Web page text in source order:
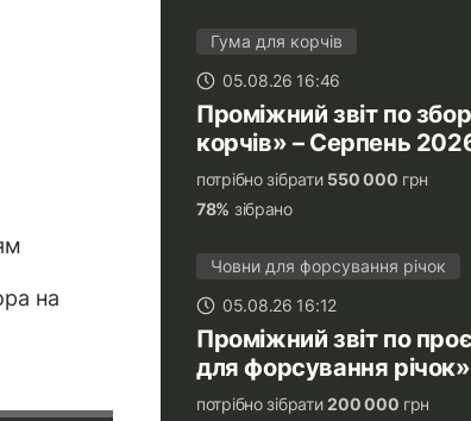
на
Гума для корчів
05.08.26 16:46
Проміжний звіт по
корчів» – Серпень
потрібно зібрати 550 000 грн
78% зібрано
Човни для форсування річок
05.08.26 16:12
Проміжний звіт по
для форсування
потрібно зібрати200 000 грн